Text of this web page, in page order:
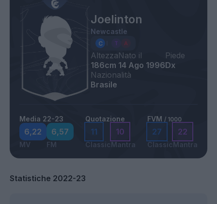
Joelinton
Newcastle
Altezza
186cm
Nato il
14 Ago 1996
Piede
Dx
Nazionalità
Brasile
Media 22-23
6,22
MV
6,57
FM
Quotazione
11
Classic
10
Mantra
FVM / 1000
27
Classic
22
Mantra
Statistiche 2022-23